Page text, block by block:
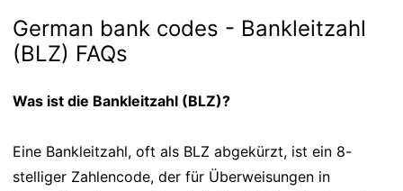
German bank codes - Bankleitzahl
(BLZ) FAQs
Was ist die Bankleitzahl (BLZ)?
Eine Bankleitzahl, oft als BLZ abgekürzt, ist ein 8-
stelliger Zahlencode, der für Überweisungen in